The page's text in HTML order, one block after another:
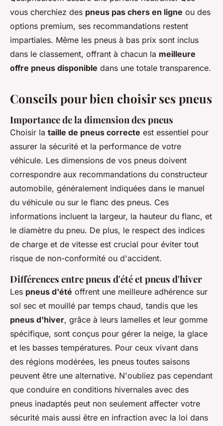
vous cherchiez des pneus pas chers en ligne ou des
options premium, ses recommandations restent
impartiales. Même les pneus à bas prix sont inclus
dans le classement, offrant à chacun la meilleure
offre pneus disponible dans une totale transparence.
Conseils pour bien choisir ses pneus
Importance de la dimension des pneus
Choisir la taille de pneus correcte est essentiel pour
assurer la sécurité et la performance de votre
véhicule. Les dimensions de vos pneus doivent
correspondre aux recommandations du constructeur
automobile, généralement indiquées dans le manuel
du véhicule ou sur le flanc des pneus. Ces
informations incluent la largeur, la hauteur du flanc, et
le diamètre du pneu. De plus, le respect des indices
de charge et de vitesse est crucial pour éviter tout
risque de non-conformité ou d'accident.
Différences entre pneus d'été et pneus d'hiver
Les pneus d'été offrent une meilleure adhérence sur
sol sec et mouillé par temps chaud, tandis que les
pneus d'hiver, grâce à leurs lamelles et leur gomme
spécifique, sont conçus pour gérer la neige, la glace
et les basses températures. Pour ceux vivant dans
des régions modérées, les pneus toutes saisons
peuvent être une alternative. N'oubliez pas cependant
que conduire en conditions hivernales avec des
pneus inadaptés peut non seulement affecter votre
sécurité mais aussi être en infraction avec la loi dans